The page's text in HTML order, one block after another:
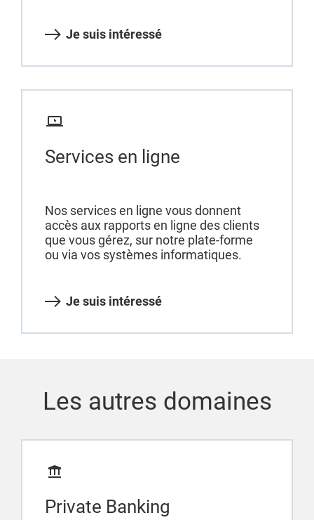
Je suis intéressé
Services en ligne
Nos services en ligne vous donnent
accès aux rapports en ligne des clients
que vous gérez, sur notre plate-forme
ou via vos systèmes informatiques.
Je suis intéressé
Les autres domaines
Private Banking